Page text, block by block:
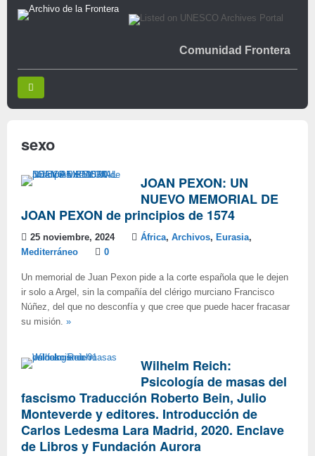
Comunidad Frontera
sexo
JOAN PEXON: UN
NUEVO MEMORIAL DE
JOAN PEXON de principios de 1574
25 noviembre, 2024 África, Archivos, Eurasia,
Mediterráneo
0
Un memorial de Juan Pexon pide a la corte española que le dejen
ir solo a Argel, sin la compañía del clérigo murciano Francisco
Núñez, del que no desconfía y que cree que puede hacer fracasar
su misión. »
Wilhelm Reich:
Psicología de masas del
fascismo Traducción Roberto Bein, Julio
Monteverde y editores. Introducción de
Carlos Ledesma Lara Madrid, 2020. Enclave
de Libros y Fundación Aurora